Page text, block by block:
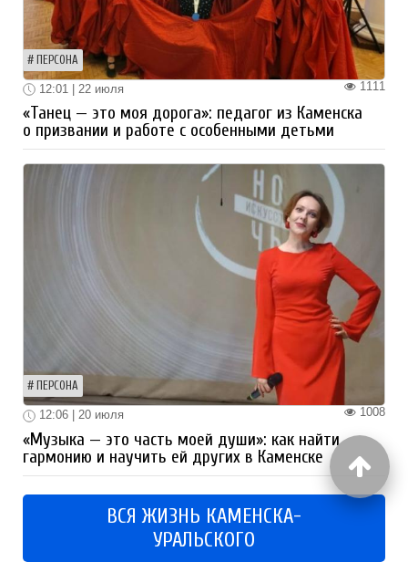
ПЕРСОНА
1111
12:01 | 22 июля
«Танец — это моя дорога»: педагог из Каменска
о призвании и работе с особенными детьми
ПЕРСОНА
1008
12:06 | 20 июля
«Музыка — это часть моей души»: как найти
гармонию и научить ей других в Каменске
ВСЯ ЖИЗНЬ КАМЕНСКА-
УРАЛЬСКОГО